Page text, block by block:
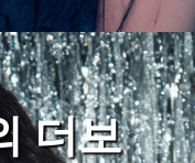
더보